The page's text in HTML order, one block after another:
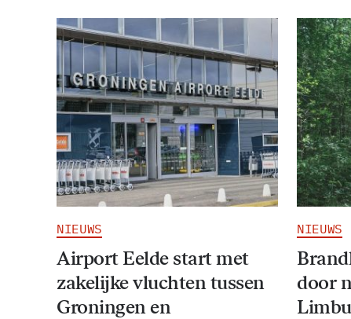
NIEUWS
Airport Eelde start met
zakelijke vluchten tussen
Groningen en
NIEUWS
door